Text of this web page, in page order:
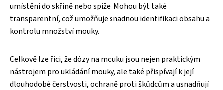
umístění do skříně nebo spíže. Mohou být také
transparentní, což umožňuje snadnou identifikaci obsahu a
kontrolu množství mouky.
Celkově lze říci, že dózy na mouku jsou nejen praktickým
nástrojem pro ukládání mouky, ale také přispívají k její
dlouhodobé čerstvosti, ochraně proti škůdcům a usnadňují